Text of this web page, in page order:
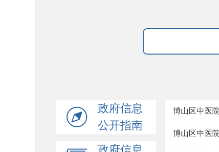
政府信息
公开指南
博山区中医
博山区中医